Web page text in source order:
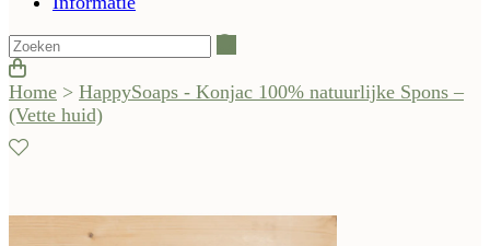
Home > HappySoaps - Konjac 100% natuurlijke Spons –
(Vette huid)